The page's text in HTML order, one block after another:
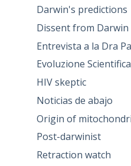
Darwin's predictions
Dissent from Darwin
Entrevista a la Dra
Evoluzione Scientifica
HIV skeptic
Noticias de abajo
Origin of
Post-darwinist
Retraction watch